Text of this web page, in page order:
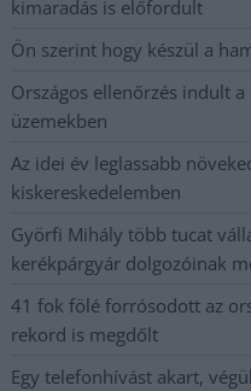
kimaradás is előfordult
Ön szerint hogy készül a
Országos ellenőrzés indult
üzemekben
Az idei év leglassabb
kiskereskedelemben
Györfi Mihály több tucat
kerékpárgyár dolgozóinak
41 fok fölé forrósodott az
rekord is megdőlt
Egy telefonhívást akart,